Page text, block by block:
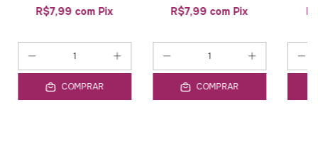
R$7,99 com Pix
COMPRAR
R$7,99 com Pix
COMPRAR